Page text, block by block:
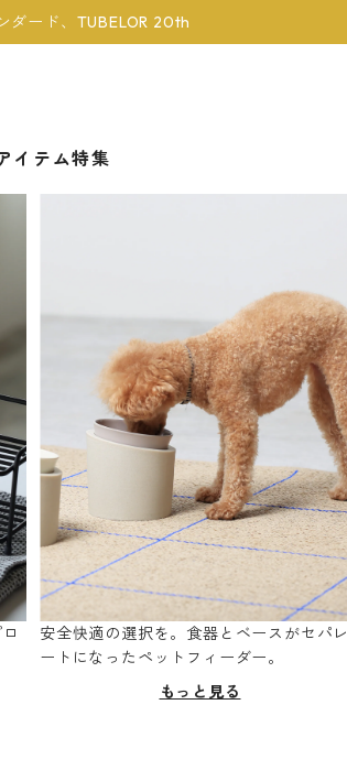
ダード、TUBELOR 20th
イテム特集
安全快適の選択を。食器とベースがセパレ
ートになったペットフィーダー。
もっと見る